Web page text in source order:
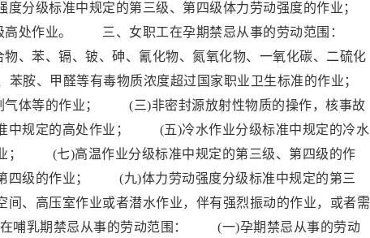
级标准中规定的第三级、第四级体力劳动强度的作业；
处作业。 三、女职工在孕期禁忌从事的劳动范围：
苯、镉、铍、砷、氰化物、氮氧化物、一氧化碳、二硫化
胺、甲醛等有毒物质浓度超过国家职业卫生标准的作业；
体等的作业； (三)非密封源放射性物质的操作，核事故
规定的高处作业； (五)冷水作业分级标准中规定的冷水
(七)高温作业分级标准中规定的第三级、第四级的作
级的作业； (九)体力劳动强度分级标准中规定的第三
高压室作业或者潜水作业，伴有强烈振动的作业，或者需
哺乳期禁忌从事的劳动范围： (一)孕期禁忌从事的劳动